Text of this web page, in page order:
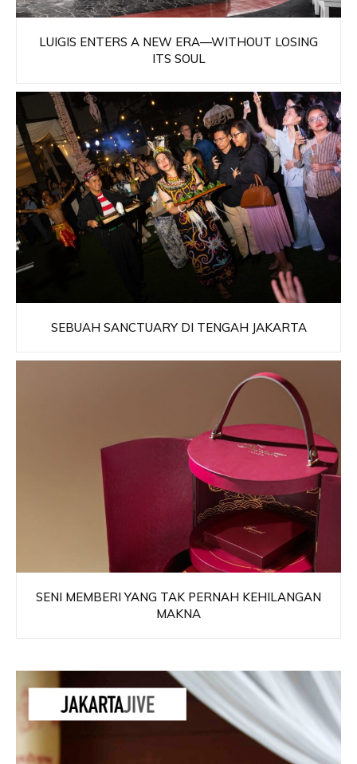
LUIGIS ENTERS A NEW ERA—WITHOUT LOSING
ITS SOUL
SEBUAH SANCTUARY DI TENGAH JAKARTA
SENI MEMBERI YANG TAK PERNAH KEHILANGAN
MAKNA